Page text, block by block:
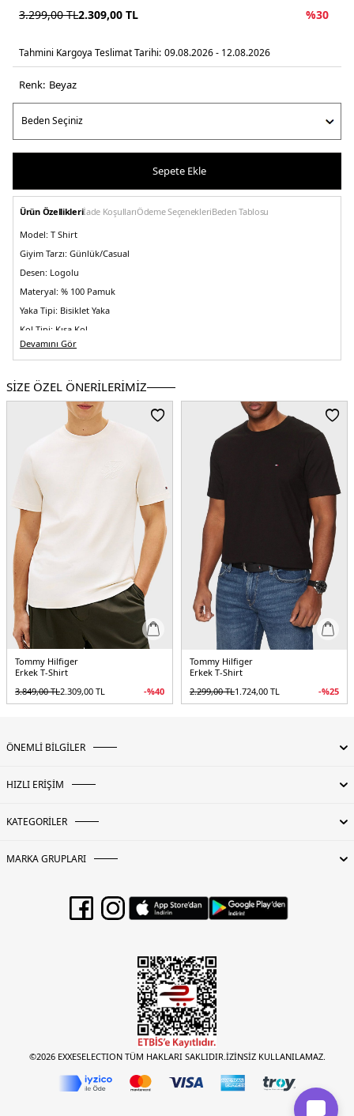
3.299,00TL2.309,00 TL %30
Tahmini Kargoya Teslimat Tarihi: 09.08.2026 - 12.08.2026
Renk: beyaz
Sepete Ekle
Ürün Özellikleriİade KoşullarıÖdeme SeçenekleriBeden Tablosu
Model: T Shirt
Giyim Tarzı: Günlük/Casual
Desen: Logolu
Materyal: % 100 Pamuk
Yaka Tipi: Bisiklet Yaka
Kol Tipi: Kısa Kol
Kumaş Tipi:Belirtilmemiş
Kalıp Bilgisi:Regular Fit
Yaş Grubu:Yetişkin
Bangladeş
3DE1MW0MW43066YBL.25
Devamını Gör
SİZE ÖZEL ÖNERİLERİMİZ
Tommy Hilfiger
Erkek T-Shirt
3.849,00TL2.309,00 TL -%40
Tommy Hilfiger
Erkek T-Shirt
2.299,00TL1.724,00 TL -%25
ÖNEMLİ BİLGİLER
HIZLI ERİŞİM
KATEGORİLER
MARKA GRUPLARI
©2026 EXXESELECTION TÜM HAKLARI SAKLIDIR.İZİNSİZ KULLANILAMAZ.